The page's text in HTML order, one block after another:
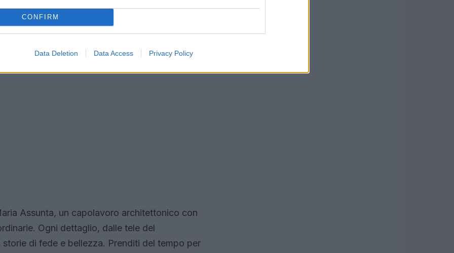
CONFIRM
Data Deletion Data Access Privacy Policy
Assunta, un capolavoro architettonico con
Ogni dettaglio, dalle tele del
di fede e bellezza. Prenditi del tempo per